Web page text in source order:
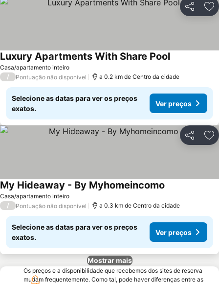
Partilhar
Casa/apartamento inteiro
Luxury Apartments With Share PoolVer preços
/ Pontuação não disponível a 0.2 km de Centro da cidade
Selecione as datas para ver os preços
exatos.
Ver preços
Partilhar
Casa/apartamento inteiro
My Hideaway - By Myhomeincomo
/ Pontuação não disponível a 0.3 km de Centro da cidade
Selecione as datas para ver os preços
exatos.
Ver preços
Mostrar mais
Os preços e a disponibilidade que recebemos dos sites de reserva
mudam frequentemente. Como tal, pode haver diferenças entre as